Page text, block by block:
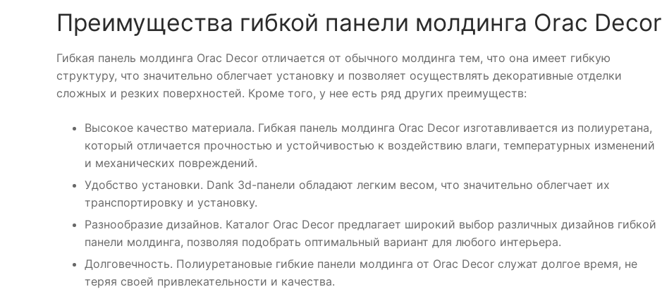
Преимущества гибкой панели молдинга Orac Decor
Гибкая панель молдинга Orac Decor отличается от обычного молдинга тем, что она имеет гибкую
структуру, что значительно облегчает установку и позволяет осуществлять декоративные отделки
сложных и резких поверхностей. Кроме того, у нее есть ряд других преимуществ:
Высокое качество материала. Гибкая панель молдинга Orac Decor изготавливается из полиуретана,
который отличается прочностью и устойчивостью к воздействию влаги, температурных изменений
и механических повреждений.
Удобство установки. Dank 3d-панели обладают легким весом, что значительно облегчает их
транспортировку и установку.
Разнообразие дизайнов. Каталог Orac Decor предлагает широкий выбор различных дизайнов гибкой
панели молдинга, позволяя подобрать оптимальный вариант для любого интерьера.
Долговечность. Полиуретановые гибкие панели молдинга от Orac Decor служат долгое время, не
теряя своей привлекательности и качества.